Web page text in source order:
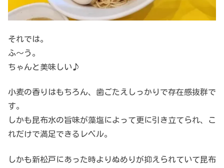
それでは。
ふ～う。
ちゃんと美味しい♪
小麦の香りはもちろん、歯ごたえしっかりで存在感抜群で
す。
しかも昆布水の旨味が藻塩によって更に引き立てられ、こ
れだけで満足できるレベル。
しかも新松戸にあった時よりぬめりが抑えられていて昆布